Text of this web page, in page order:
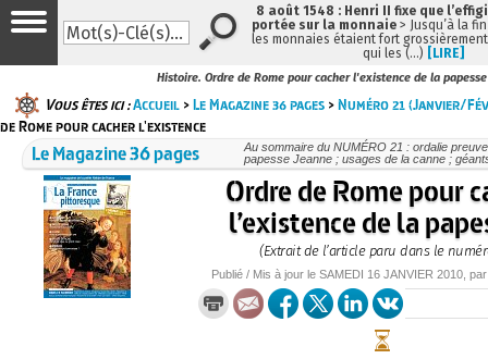
Histoire. Ordre de Rome pour cacher l'existence de la papesse
Vous êtes ici :Accueil >Le Magazine 36 pages >Numéro 21 (Janvier/
de Rome pour cacher l'existence
Le Magazine 36 pages
Au sommaire du NUMÉRO 21 : ordalie
papesse Jeanne ; usages de la canne ;
Ordre de Rome pour
l’existence de la
(Extrait de l’article paru dans le
Publié / Mis à jour le SAMEDI 16 JANVIER 2010 ,
8 août 1548 : Henri II fixe que
portée sur la monnaie > Jusqu’à la
les monnaies étaient fort
qui les (…) [LIRE]